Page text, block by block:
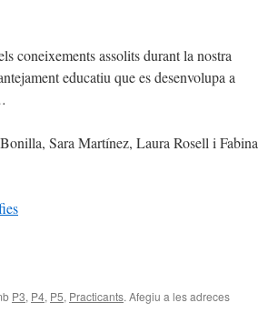
coneixements assolits durant la nostra
educatiu que es desenvolupa a
Sara Martínez, Laura Rosell i Fabina
P3, P4, P5, Practicants. Afegiu a les adreces